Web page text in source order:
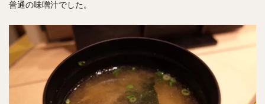
普通の味噌汁でした。